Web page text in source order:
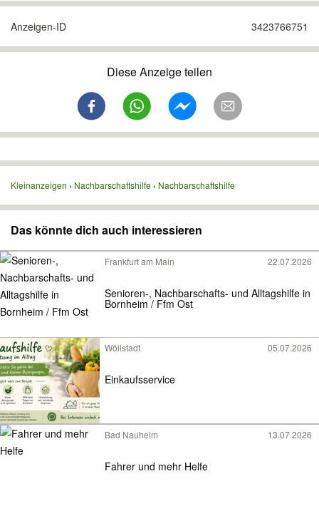
Anzeigen-ID 3423766751
Diese Anzeige teilen
Kleinanzeigen Nachbarschaftshilfe Nachbarschaftshilfe
Das könnte dich auch interessieren
Frankfurt am Main 22.07.2026
Senioren-, Nachbarschafts- und Alltagshilfe in
Bornheim / Ffm Ost
Wöllstadt 05.07.2026
Einkaufsservice
Bad Nauheim 13.07.2026
Fahrer und mehr Helfe